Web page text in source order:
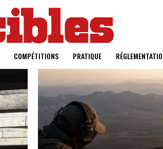
COMPÉTITIONS PRATIQUE